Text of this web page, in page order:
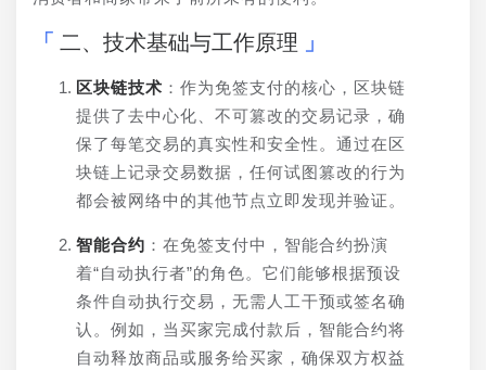
二、技术基础与工作原理
区块链技术 ：作为免签支付的核心，区块链
提供了去中心化、不可篡改的交易记录，确
保了每笔交易的真实性和安全性。通过在区
块链上记录交易数据，任何试图篡改的行为
都会被网络中的其他节点立即发现并验证。
智能合约 ：在免签支付中，智能合约扮演
着“自动执行者”的角色。它们能够根据预设
条件自动执行交易，无需人工干预或签名确
认。例如，当买家完成付款后，智能合约将
自动释放商品或服务给买家，确保双方权益